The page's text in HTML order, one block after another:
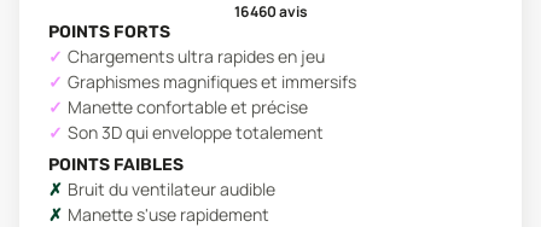
16 460avis
POINTS FORTS
Chargements ultra rapides en jeu
Graphismes magnifiques et immersifs
Manette confortable et précise
Son 3D qui enveloppe totalement
POINTS FAIBLES
Bruit du ventilateur audible
Manette s'use rapidement